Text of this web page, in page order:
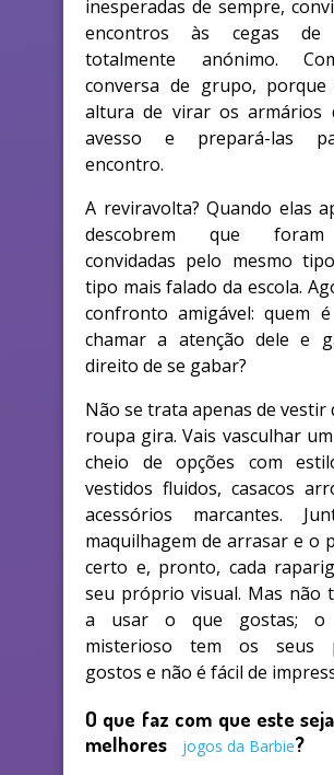
inesperadas de sempre,
encontros às cegas de
totalmente anónimo.
conversa de grupo,
altura de virar os armários
avesso e prepará-las
encontro.
A reviravolta? Quando elas
descobrem que
convidadas pelo mesmo
tipo mais falado da escola.
confronto amigável: quem
chamar a atenção dele e
direito de se gabar?
Não se trata apenas de vestir
roupa gira. Vais vasculhar
cheio de opções com
vestidos fluidos, casacos
acessórios marcantes.
maquilhagem de arrasar e o
certo e, pronto, cada
seu próprio visual. Mas não
a usar o que gostas; o
misterioso tem os seus
gostos e não é fácil de
O que faz com que este
melhores
jogos da Barbie?